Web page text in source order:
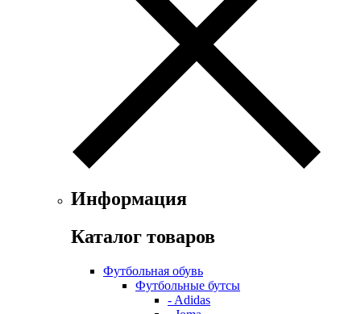
Информация
Каталог товаров
Футбольная обувь
Футбольные бутсы
- Adidas